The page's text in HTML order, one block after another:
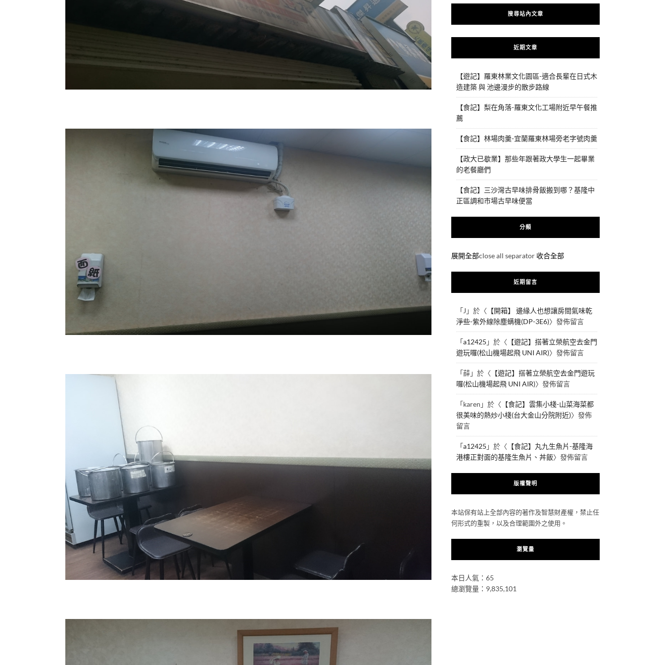
搜尋站內文章
近期文章
【遊記】羅東林業文化園區-適合長輩在日式木
造建築 與 池邊漫步的散步路線
【食記】梨在角落-羅東文化工場附近早午餐推
薦
【食記】林場肉羹-宜蘭羅東林場旁老字號肉羹
【政大已歇業】那些年跟著政大學生一起畢業
的老餐廳們
【食記】三沙灣古早味排骨飯搬到哪？基隆中
正區調和市場古早味便當
分類
展開全部close all separator 收合全部
近期留言
「J 」於〈 【開箱】 邊緣人也想讓房間氣味乾
淨些-紫外線除塵螨機(DP-3E6)〉發佈留言
「a12425 」於〈 【遊記】搭著立榮航空去金門
遊玩囉(松山機場起飛 UNI AIR)〉發佈留言
「薛」於〈 【遊記】搭著立榮航空去金門遊玩
囉(松山機場起飛 UNI AIR)〉發佈留言
「karen 」於〈 【食記】雲集小棧-山菜海菜都
很美味的熱炒小棧(台大金山分院附近)〉發佈
留言
「a12425 」於〈 【食記】丸九生魚片-基隆海
港樓正對面的基隆生魚片、丼飯〉發佈留言
版權聲明
本站保有站上全部內容的著作及智慧財產權，禁止任
何形式的重製，以及合理範圍外之使用。
瀏覽量
本日人氣：65
總瀏覽量：9,835,101